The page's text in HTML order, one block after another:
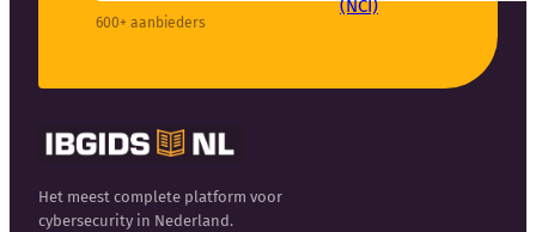
600+ aanbieders
Het meest complete platform voor
cybersecurity in Nederland.